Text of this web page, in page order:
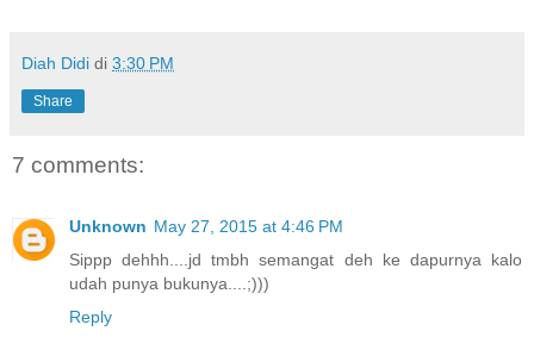
Diah Didi di 3:30 PM
Share
7 comments:
Unknown May 27, 2015 at 4:46 PM
Sippp dehhh....jd tmbh semangat deh ke dapurnya kalo
udah punya bukunya....;)))
Reply